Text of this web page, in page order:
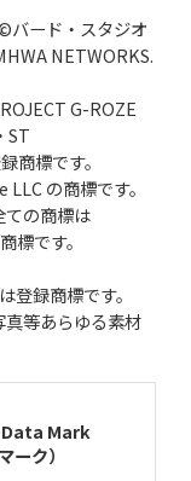
ード・スタジオ
NETWORKS.
G-ROZE
ST
商標です。
の商標です。
の商標は
です。
登録商標です。
等あらゆる素材
Mark
ーク）